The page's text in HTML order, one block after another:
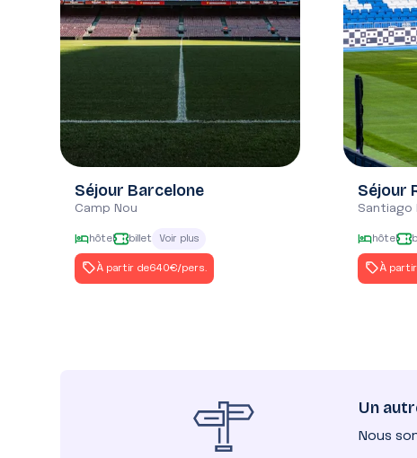
Séjour Barcelone
Camp Nou
hôtel billet Voir plus
À partir de640€/pers.
Séjour
Santiago
hôtel
À
Un
Nous